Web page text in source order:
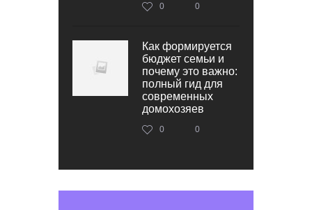
0 0
Как формируется
бюджет семьи и
почему это важно:
полный гид для
современных
домохозяев
0 0